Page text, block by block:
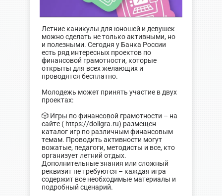
Летние каникулы для юношей и девушек
можно сделать не только активными, но
и полезными. Сегодня у Банка России
есть ряд интересных проектов по
финансовой грамотности, которые
открыты для всех желающих и
проводятся бесплатно.
Молодежь может принять участие в двух
проектах:
🎲 Игры по финансовой грамотности – на
сайте ( https://doligra.ru) размещен
каталог игр по различным финансовым
темам. Проводить активности могут
вожатые, педагоги, методисты и все, кто
организует летний отдых.
Дополнительные знания или сложный
реквизит не требуются – каждая игра
содержит все необходимые материалы и
подробный сценарий.